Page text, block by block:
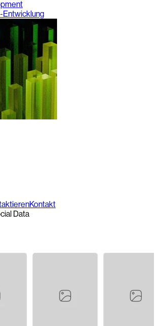
Entwicklung
Kontakt
Data